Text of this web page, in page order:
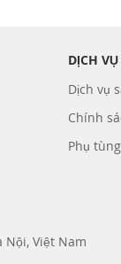
DỊCH
Dịch vụ
Chính
Phụ
Nội, Việt Nam